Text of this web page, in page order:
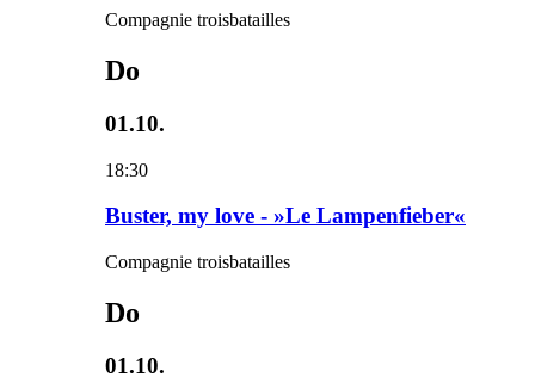
Compagnie troisbatailles
Do
01.10.
18:30
Buster, my love - »Le Lampenfieber«
Compagnie troisbatailles
Do
01.10.